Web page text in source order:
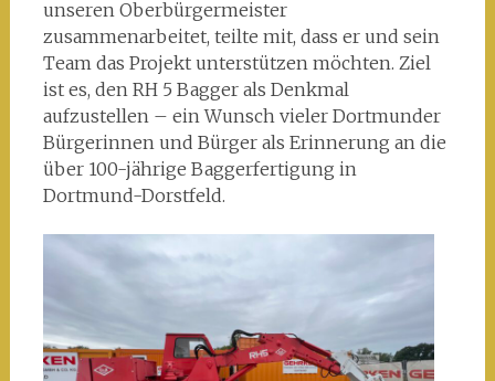
unseren Oberbürgermeister
zusammenarbeitet, teilte mit, dass er und sein
Team das Projekt unterstützen möchten. Ziel
ist es, den RH 5 Bagger als Denkmal
aufzustellen – ein Wunsch vieler Dortmunder
Bürgerinnen und Bürger als Erinnerung an die
über 100-jährige Baggerfertigung in
Dortmund-Dorstfeld.